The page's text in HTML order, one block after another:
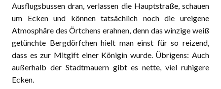
Ausflugsbussen dran, verlassen die Hauptstraße, schauen
um Ecken und können tatsächlich noch die ureigene
Atmosphäre des Örtchens erahnen, denn das winzige weiß
getünchte Bergdörfchen hielt man einst für so reizend,
dass es zur Mitgift einer Königin wurde. Übrigens: Auch
außerhalb der Stadtmauern gibt es nette, viel ruhigere
Ecken.